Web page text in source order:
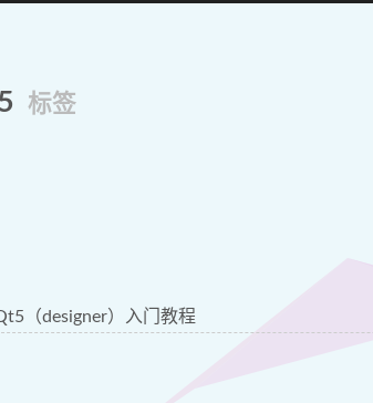
标签
（designer）入门教程